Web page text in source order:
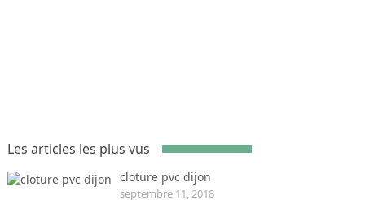
Les articles les plus vus
cloture pvc dijon
septembre 11, 2018